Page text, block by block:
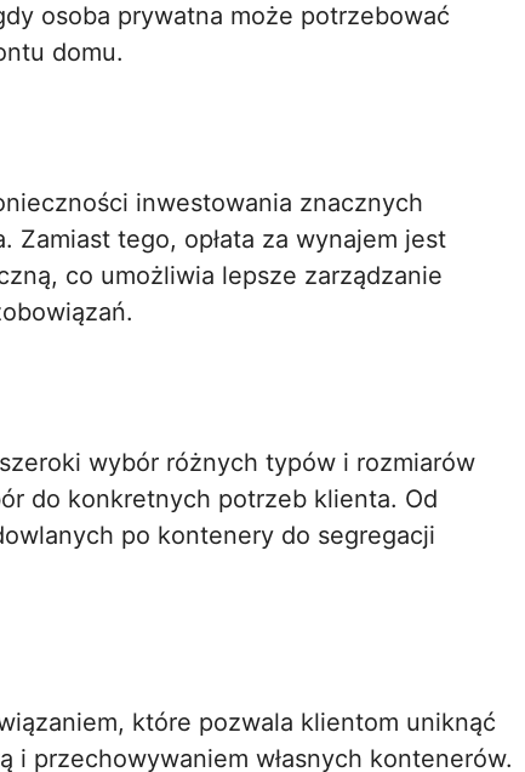
osoba prywatna może potrzebować
domu.
inwestowania znacznych
tego, opłata za wynajem jest
co umożliwia lepsze zarządzanie
wybór różnych typów i rozmiarów
do konkretnych potrzeb klienta. Od
po kontenery do segregacji
które pozwala klientom uniknąć
przechowywaniem własnych kontenerów.